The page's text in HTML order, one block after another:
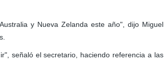
y Nueva Zelanda este año", dijo Miguel
señaló el secretario, haciendo referencia a las